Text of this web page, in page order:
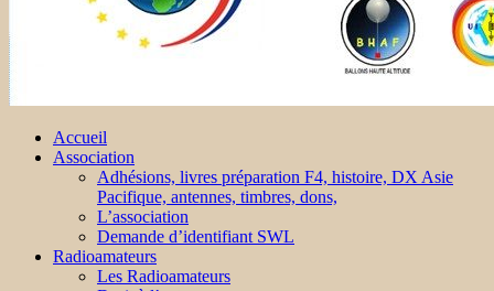
Accueil
Association
Adhésions, livres préparation F4, histoire, DX Asie
Pacifique, antennes, timbres, dons,
L’association
Demande d’identifiant SWL
Radioamateurs
Les Radioamateurs